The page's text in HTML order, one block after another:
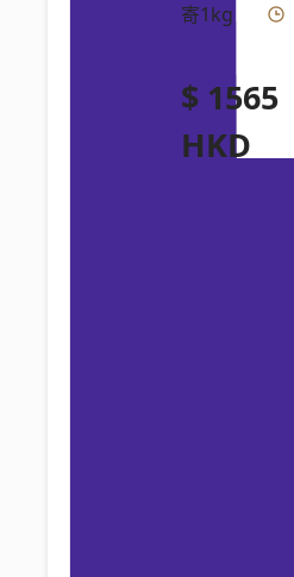
寄1kg
$ 1565
HKD